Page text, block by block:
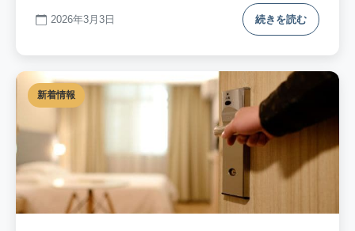
2026年3月3日 続きを読む
新着情報